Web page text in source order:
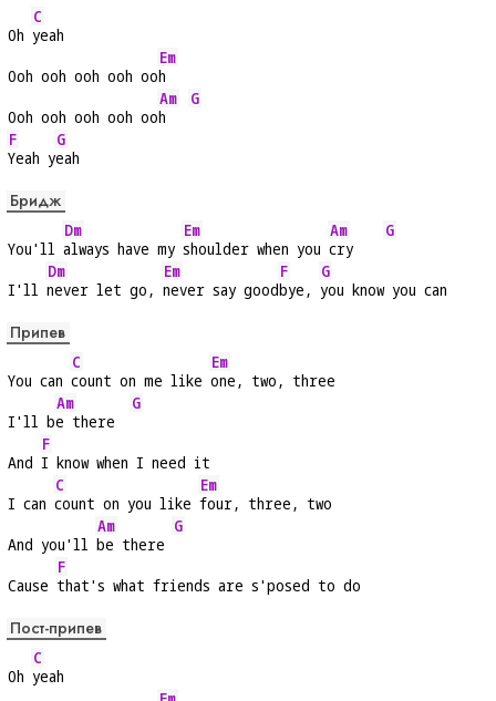
Oh
C
yeah
Ooh ooh ooh ooh oo
Em
h
Ooh ooh ooh ooh oo
Am
h
G
F
Yeah y
G
eah
Бридж
You'll
Dm
always have my
Em
shoulder when you
Am
cry
G
I'll
Dm
never let go,
Em
never say good
F
bye,
G
you know you can
Припев
You can
C
count on me like
Em
one, two, three
I'll b
Am
e there
G
And
F
I know when I need it
I can
C
count on you like
Em
four, three, two
And you'll
Am
be there
G
Cause
F
that's what friends are s'posed to do
Пост-припев
Oh
C
yeah